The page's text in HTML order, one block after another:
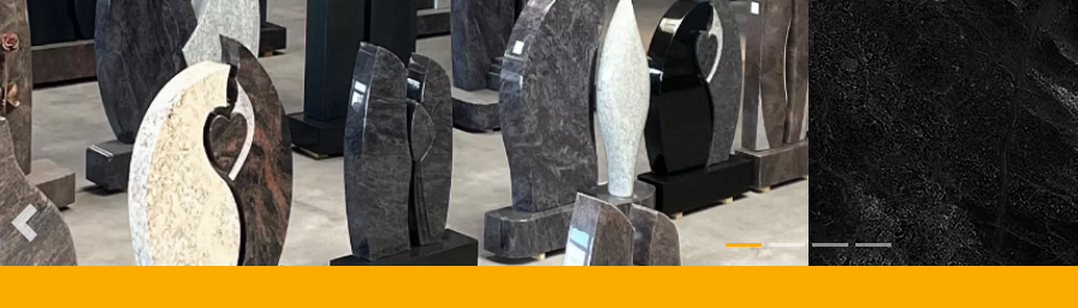
Einzelsteine, Doppelsteine, Urnenanlagen,
Liegesteine, Findlinge, Kolumbarien, Grabschmuck
u.v.m.
Vorheriger